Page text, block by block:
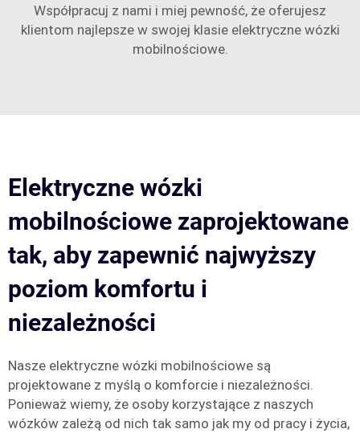
Współpracuj z nami i miej pewność, że oferujesz
klientom najlepsze w swojej klasie elektryczne wózki
mobilnościowe.
Elektryczne wózki
mobilnościowe zaprojektowane
tak, aby zapewnić najwyższy
poziom komfortu i
niezależności
Nasze elektryczne wózki mobilnościowe są
projektowane z myślą o komforcie i niezależności.
Ponieważ wiemy, że osoby korzystające z naszych
wózków zależą od nich tak samo jak my od pracy i życia,